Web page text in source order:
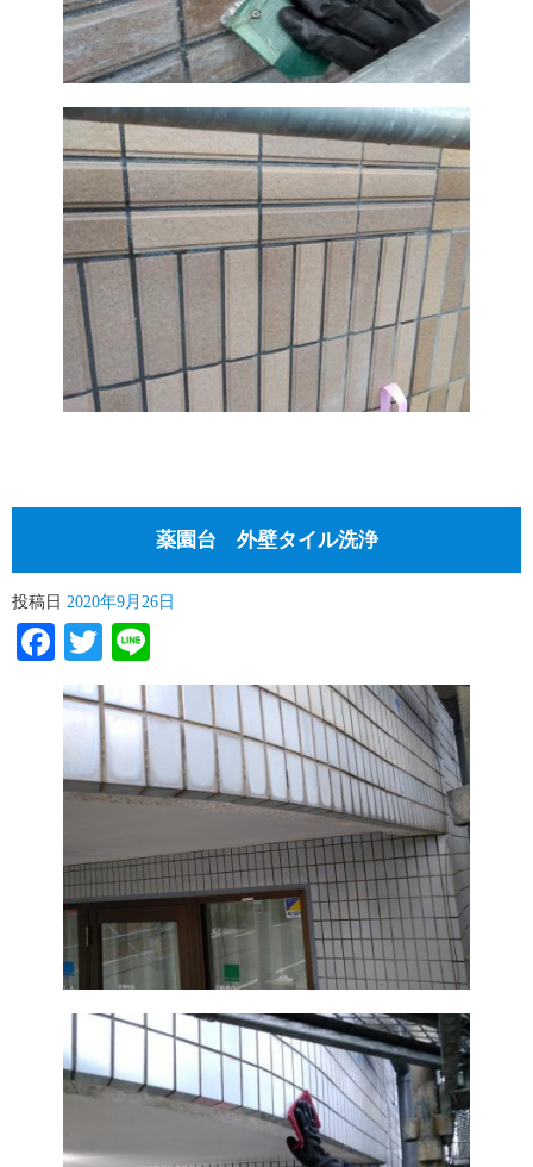
薬園台 外壁タイル洗浄
投稿日 2020年9月26日
Facebook
Twitter